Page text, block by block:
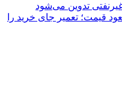
تدوین می‌شود
قیمت؛ تعمیر جای خرید را